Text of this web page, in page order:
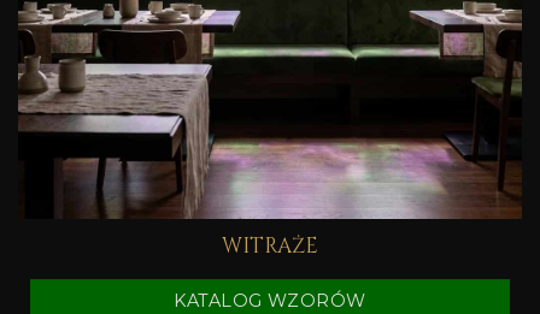
WITRAŻE
KATALOG WZORÓW